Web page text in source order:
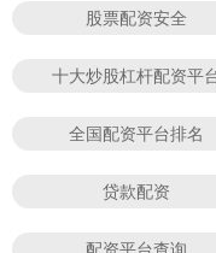
股票配资安全
十大炒股杠杆配资平
全国配资平台排名
贷款配资
配资平台查询